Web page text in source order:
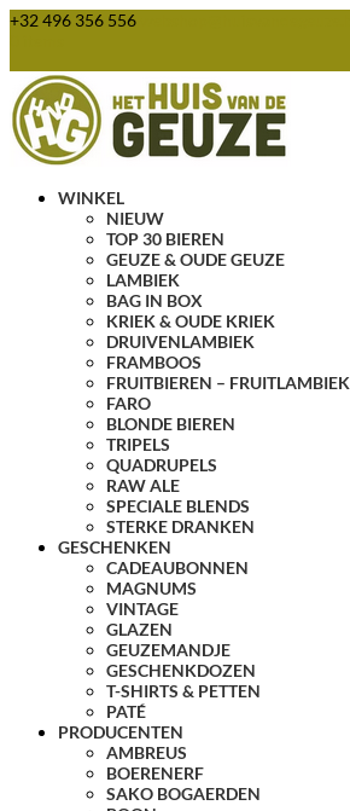
+32 496 356 556
WINKEL
NIEUW
TOP 30 BIEREN
GEUZE & OUDE GEUZE
LAMBIEK
BAG IN BOX
KRIEK & OUDE KRIEK
DRUIVENLAMBIEK
FRAMBOOS
FRUITBIEREN – FRUITLAMBIEK
FARO
BLONDE BIEREN
TRIPELS
QUADRUPELS
RAW ALE
SPECIALE BLENDS
STERKE DRANKEN
GESCHENKEN
CADEAUBONNEN
MAGNUMS
VINTAGE
GLAZEN
GEUZEMANDJE
GESCHENKDOZEN
T-SHIRTS & PETTEN
PATÉ
PRODUCENTEN
AMBREUS
BOERENERF
SAKO BOGAERDEN